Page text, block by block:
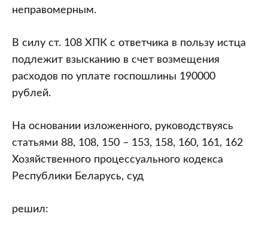
неправомерным.
В силу ст. 108 ХПК с ответчика в пользу истца
подлежит взысканию в счет возмещения
расходов по уплате госпошлины 190000
рублей.
На основании изложенного, руководствуясь
статьями 88, 108, 150 – 153, 158, 160, 161, 162
Хозяйственного процессуального кодекса
Республики Беларусь, суд
решил: